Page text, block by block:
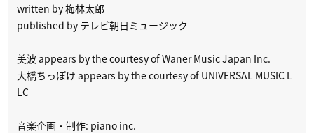
written by 梅林太郎
published by テレビ朝日ミュージック
美波 appears by the courtesy of Waner Music Japan Inc.
大橋ちっぽけ appears by the courtesy of UNIVERSAL MUSIC L
LC
音楽企画・制作: piano inc.